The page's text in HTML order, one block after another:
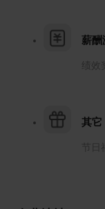
E 住宿条件： 提
G 特殊节日：免费
薪酬
绩效
其它
节日